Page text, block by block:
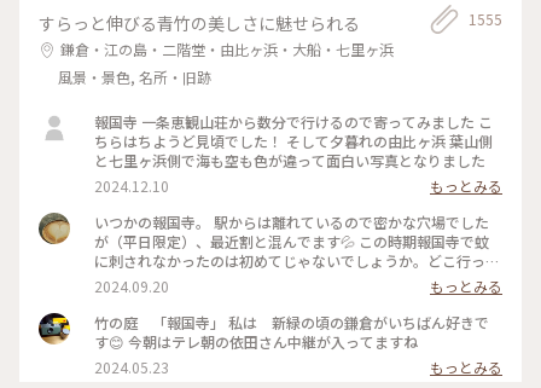
世紀美術館 #美術館 #金沢 #石川 #アートな景色
すらっと伸びる青竹の美しさに魅せられる
鎌倉・江の島・二階堂・由比ヶ浜・大船・七里ヶ浜
風景・景色, 名所・旧跡
1555
報国寺 一条恵観山荘から数分で行けるので寄ってみました こ
ちらはちようど見頃でした！ そして夕暮れの由比ヶ浜 葉山側
と七里ヶ浜側で海も空も色が違って面白い写真となりました
2024.12.10
もっとみる
いつかの報国寺。 駅からは離れているので密かな穴場でした
が（平日限定）、最近割と混んでます💦 この時期報国寺で蚊
に刺されなかったのは初めてじゃないでしょうか。どこ行っ
た〜🦟 #ことりっぷ旅2024 #鎌倉
2024.09.20
もっとみる
竹の庭 「報国寺」 私は 新緑の頃の鎌倉がいちばん好きで
す😊 今朝はテレ朝の依田さん中継が入ってますね
2024.05.23
もっとみる